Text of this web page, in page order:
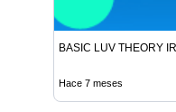
BASIC LUV THEORY
Hace 7 meses